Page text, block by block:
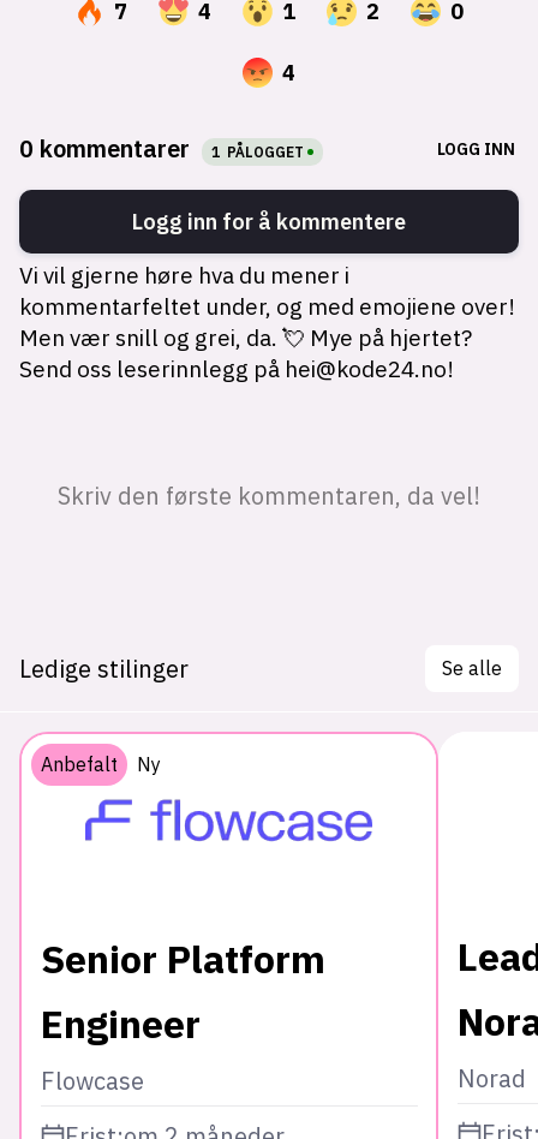
Ledige stilinger Se alle
Anbefalt Ny
Senior Platform
Engineer
Flowcase
Norad